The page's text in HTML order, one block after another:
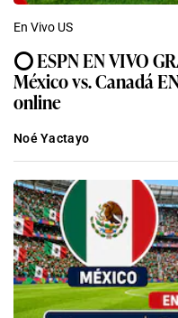
En Vivo US
⭕ ESPN EN VIVO
México vs. Canadá
online
Noé Yactayo